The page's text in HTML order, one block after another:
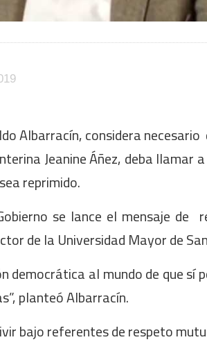
Albarracín, considera necesario
Jeanine Áñez, deba llamar
reprimido.
se lance el mensaje de
de la Universidad Mayor de
democrática al mundo de que sí
planteó Albarracín.
bajo referentes de respeto